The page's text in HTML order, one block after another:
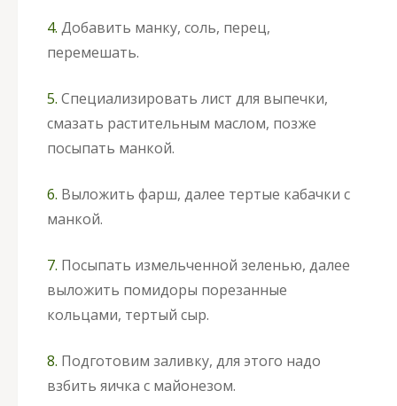
4. Добавить манку, соль, перец,
перемешать.
5. Специализировать лист для выпечки,
смазать растительным маслом, позже
посыпать манкой.
6. Выложить фарш, далее тертые кабачки с
манкой.
7. Посыпать измельченной зеленью, далее
выложить помидоры порезанные
кольцами, тертый сыр.
8. Подготовим заливку, для этого надо
взбить яичка с майонезом.